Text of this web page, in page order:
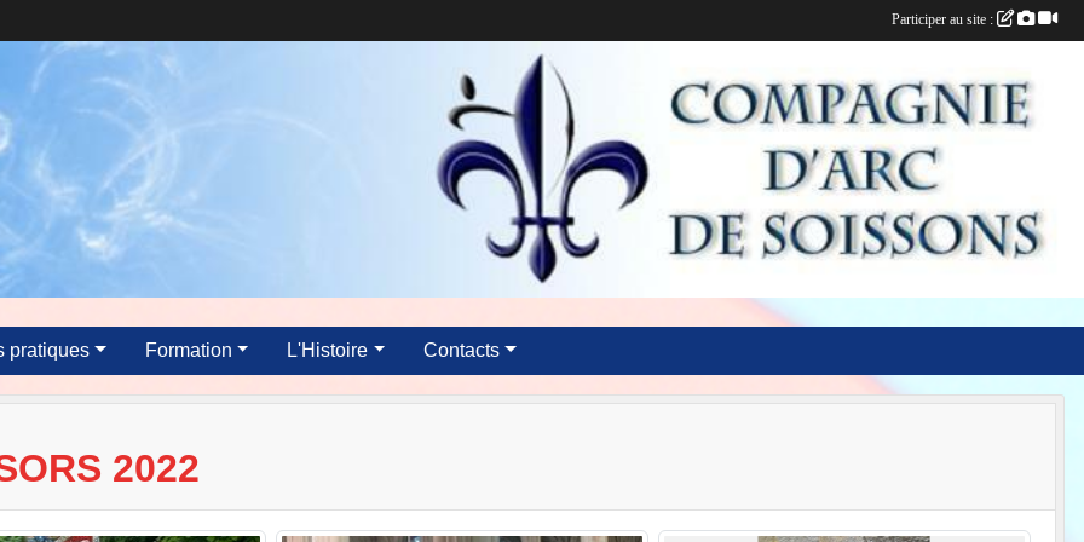
pratiques Formation L'Histoire Contacts
2022
Participer au site :